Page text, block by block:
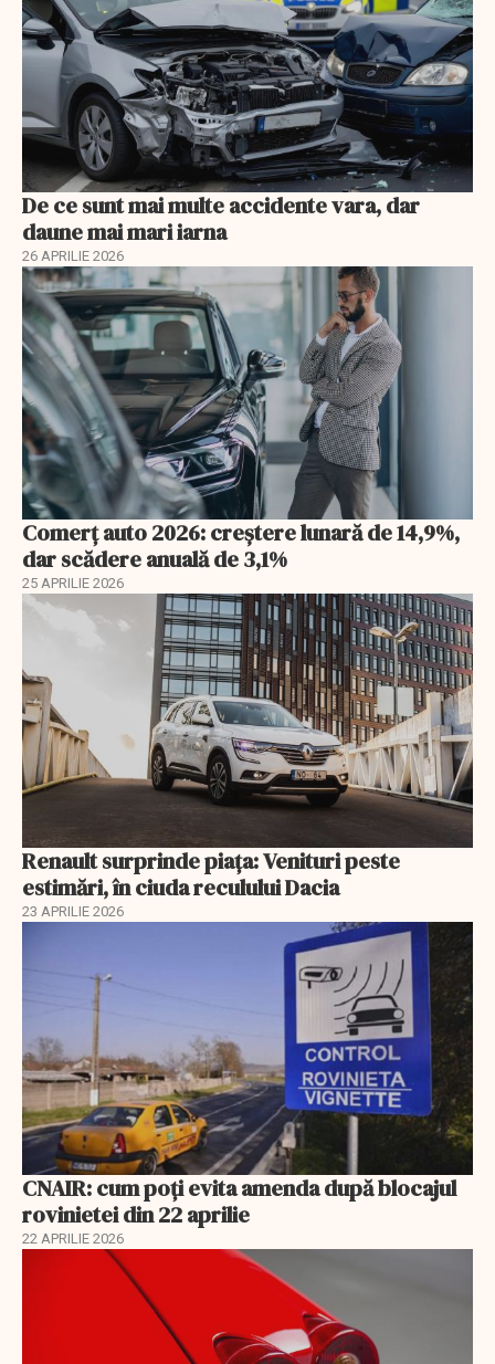
De ce sunt mai multe accidente vara, dar
daune mai mari iarna
26 APRILIE 2026
Comerț auto 2026: creștere lunară de 14,9%,
dar scădere anuală de 3,1%
25 APRILIE 2026
Renault surprinde piața: Venituri peste
estimări, în ciuda reculului Dacia
23 APRILIE 2026
CNAIR: cum poți evita amenda după blocajul
rovinietei din 22 aprilie
22 APRILIE 2026